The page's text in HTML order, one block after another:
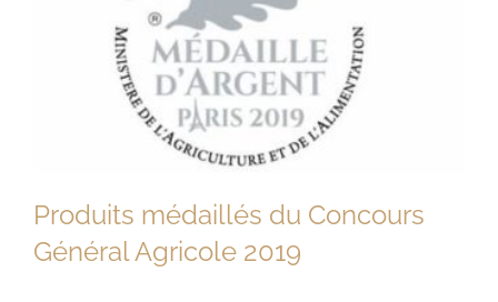
Produits médaillés du Concours
Général Agricole 2019